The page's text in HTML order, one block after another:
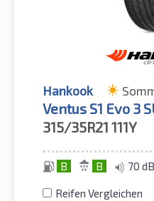
Hankook
Ventus S1 Evo 3
315/35R21 111Y
B B 70 dB
Reifen Vergleichen